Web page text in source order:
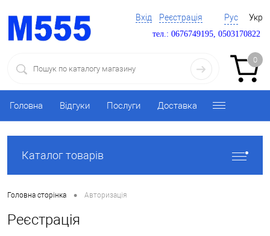
Вхід Реєстрація Рус Укр
тел.: 0676749195, 0503170822
0
Головна Відгуки Послуги Доставка
Каталог товарів
Головна сторінка • Авторизація
Реєстрація